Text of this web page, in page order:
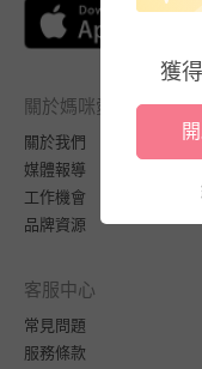
關於媽咪愛
關於我們
媒體報導
工作機會
品牌資源
客服中心
常見問題
服務條款
獲